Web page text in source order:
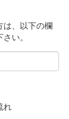
は、以下の欄
い。
れ